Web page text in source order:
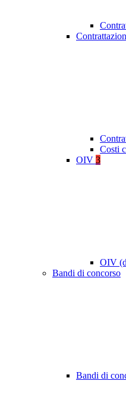
Costi
OIV 3
OIV
Bandi di concorso
Bandi di